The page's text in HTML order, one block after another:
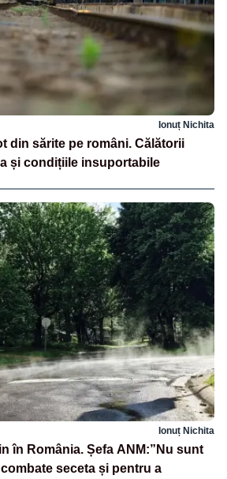
Ionuț Nichita
din sărite pe români. Călătorii
și condițiile insuportabile
Ionuț Nichita
în România. Șefa ANM:”Nu sunt
seceta și pentru a